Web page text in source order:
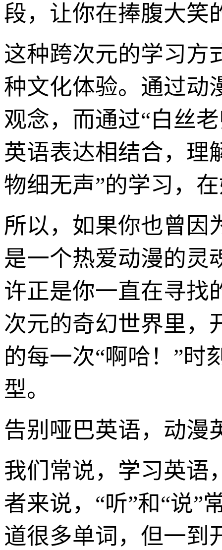
段，让你在捧腹大笑
这种跨次元的学习方
种文化体验。通过动
观念，而通过“白丝
英语表达相结合，理
物细无声”的学习，
所以，如果你也曾因
是一个热爱动漫的灵
许正是你一直在寻找
次元的奇幻世界里，
的每一次“啊哈！”时
型。
告别哑巴英语，动漫
我们常说，学习英语
者来说，“听”和“说”
道很多单词，但一到